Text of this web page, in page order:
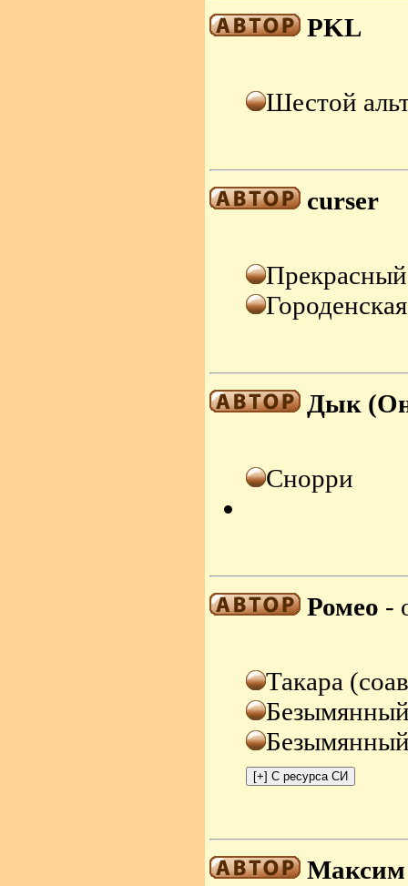
PKL
Шестой
curser
Дык
Снорри
Ромео -
Такара
Максим